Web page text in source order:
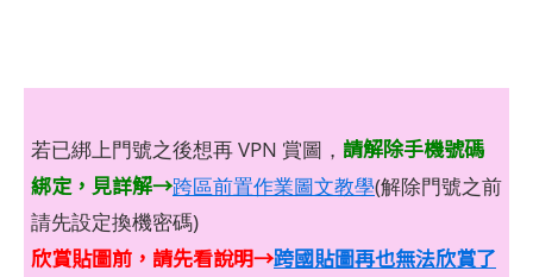
若已綁上門號之後想再 VPN 賞圖， 請解除手機號碼
綁定，見詳解→跨區前置作業圖文教學(解除門號之前
請先設定換機密碼)
欣賞貼圖前，請先看說明→跨國貼圖再也無法欣賞了